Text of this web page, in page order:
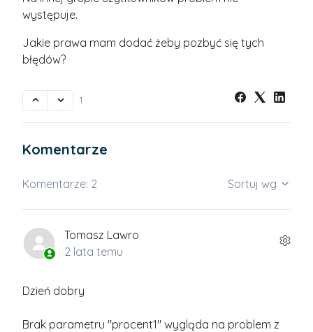
występuje.
Jakie prawa mam dodać żeby pozbyć się tych
błędów?
1
Komentarze
Komentarze: 2 Sortuj wg
Tomasz Lawro
2 lata temu
Dzień dobry
Brak parametru "procent1" wygląda na problem z